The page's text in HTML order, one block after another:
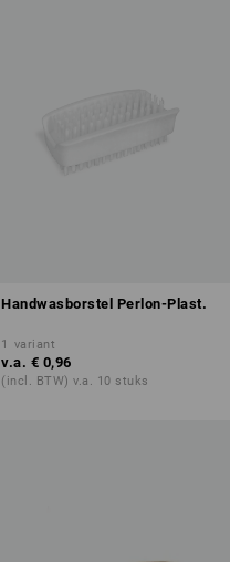
Handwasborstel Perlon-Plast.
1 variant
v.a. € 0,96
(incl. BTW) v.a. 10 stuks